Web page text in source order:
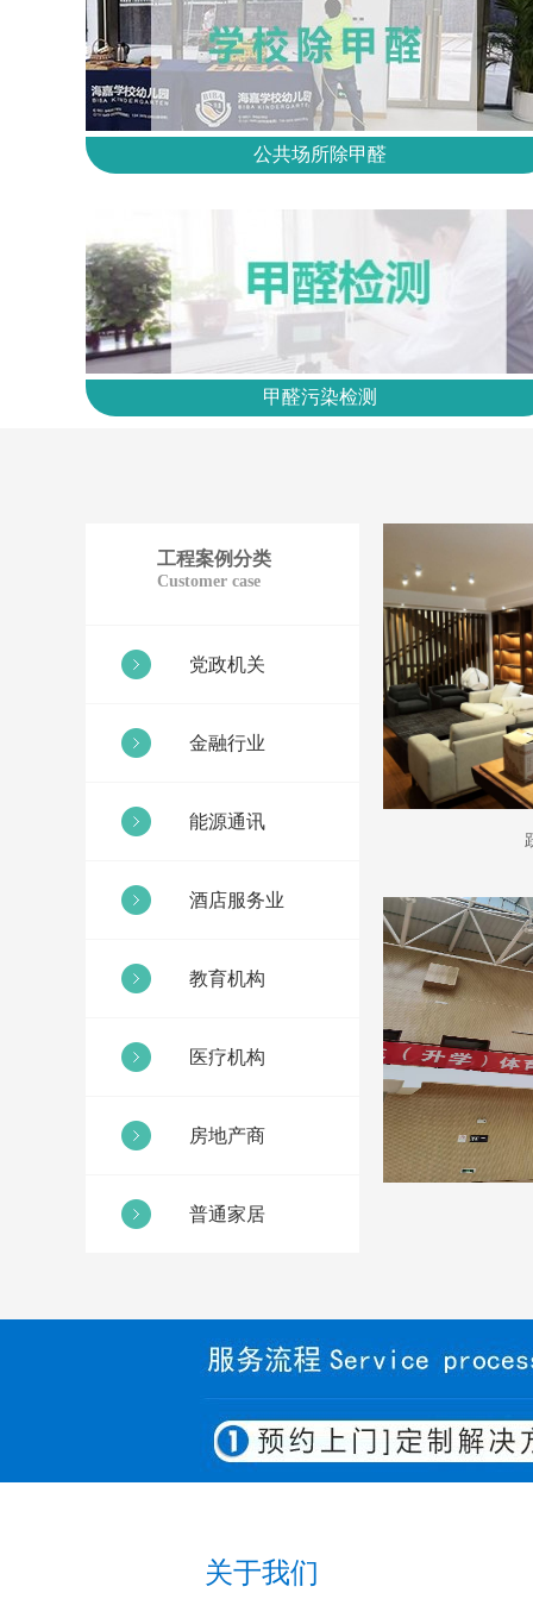
公共场所除甲醛
甲醛污染检测
工程案例分类
Customer case
党政机关
金融行业
能源通讯
酒店服务业
教育机构
医疗机构
房地产商
普通家居
关于我们